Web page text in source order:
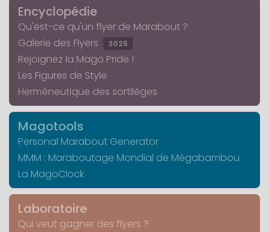
Encyclopédie
Qu'est-ce qu'un flyer de Marabout ?
Galerie des Flyers
3025
Rejoignez la Mago Pride !
Les Figures de Style
Herméneutique des sortilèges
Magotools
Personal Marabout Generator
MMM : Maraboutage Mondial de Mégabambou
La MagoClock
Laboratoire
Qui veut gagner des flyers ?